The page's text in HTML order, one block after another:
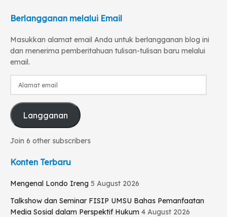
Berlangganan melalui Email
Masukkan alamat email Anda untuk berlangganan blog ini
dan menerima pemberitahuan tulisan-tulisan baru melalui
email.
Langganan
Join 6 other subscribers
Konten Terbaru
Mengenal Londo Ireng 5 August 2026
Talkshow dan Seminar FISIP UMSU Bahas Pemanfaatan
Media Sosial dalam Perspektif Hukum 4 August 2026